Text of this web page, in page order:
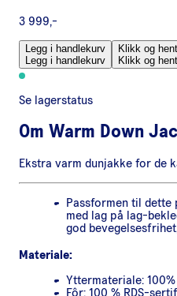
3 999,-
Legg i handlekurv
Legg i handlekurv
Klikk og hent
Klikk og hent
Se lagerstatus
Om Warm Down
Ekstra varm dunjakke for de
Passformen til
med lag på lag-
god
Materiale:
Yttermateriale:
Fôr: 100 % RDS-